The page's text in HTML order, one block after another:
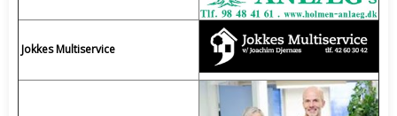
Jokkes Multiservice